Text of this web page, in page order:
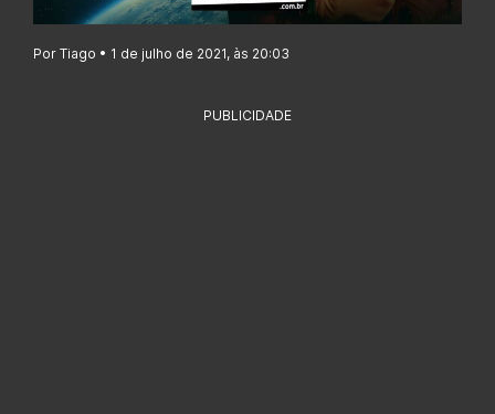
Por Tiago • 1 de julho de 2021, às 20:03
PUBLICIDADE